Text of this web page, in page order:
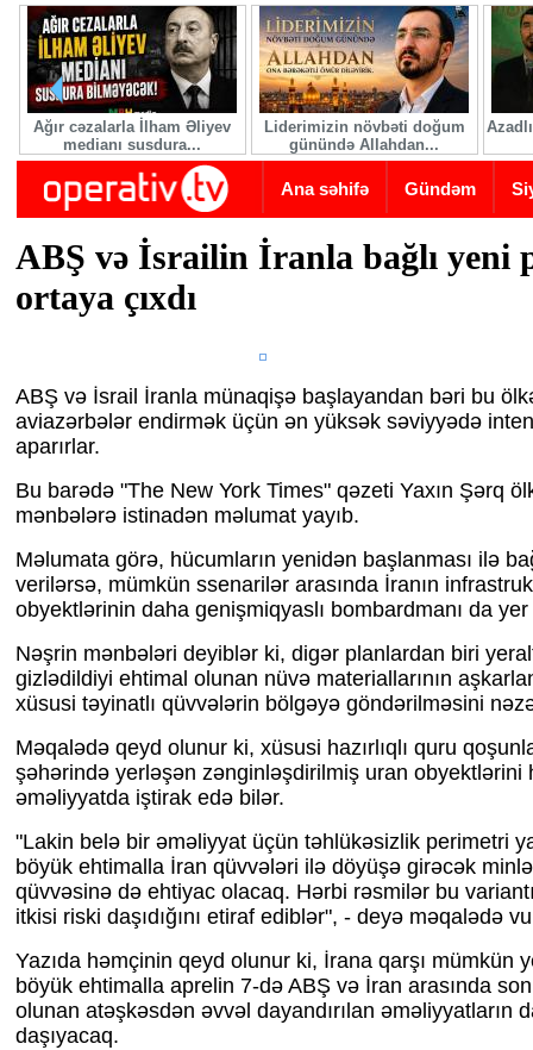
Skip to main content
Ağır cəzalarla İlham Əliyev
medianı susdura...
Liderimizin növbəti doğum
günündə Allahdan...
Ana səhifə Gündəm
ABŞ və İsrailin İranla bağlı yeni
ortaya çıxdı
ABŞ və İsrail İranla münaqişə başlayandan bəri bu
aviazərbələr endirmək üçün ən yüksək səviyyədə
aparırlar.
Bu barədə "The New York Times" qəzeti Yaxın Şərq
mənbələrə istinadən məlumat yayıb.
Məlumata görə, hücumların yenidən başlanması ilə
verilərsə, mümkün ssenarilər arasında İranın
obyektlərinin daha genişmiqyaslı bombardmanı da yer
Nəşrin mənbələri deyiblər ki, digər planlardan biri
gizlədildiyi ehtimal olunan nüvə materiallarının
xüsusi təyinatlı qüvvələrin bölgəyə göndərilməsini
Məqalədə qeyd olunur ki, xüsusi hazırlıqlı quru
şəhərində yerləşən zənginləşdirilmiş uran obyektlərini
əməliyyatda iştirak edə bilər.
"Lakin belə bir əməliyyat üçün təhlükəsizlik perimetri
böyük ehtimalla İran qüvvələri ilə döyüşə girəcək
qüvvəsinə də ehtiyac olacaq. Hərbi rəsmilər bu
itkisi riski daşıdığını etiraf ediblər", - deyə məqalədə
Yazıda həmçinin qeyd olunur ki, İrana qarşı mümkün
böyük ehtimalla aprelin 7-də ABŞ və İran arasında
olunan atəşkəsdən əvvəl dayandırılan əməliyyatların
daşıyacaq.